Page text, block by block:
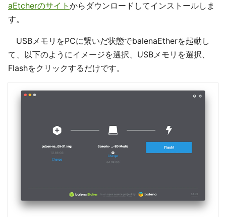
aEtcherのサイト からダウンロードしてインストールしま
す。
USBメモリをPCに繋いだ状態でbalenaEtherを起動し
て、以下のようにイメージを選択、USBメモリを選択、
Flashをクリックするだけです。